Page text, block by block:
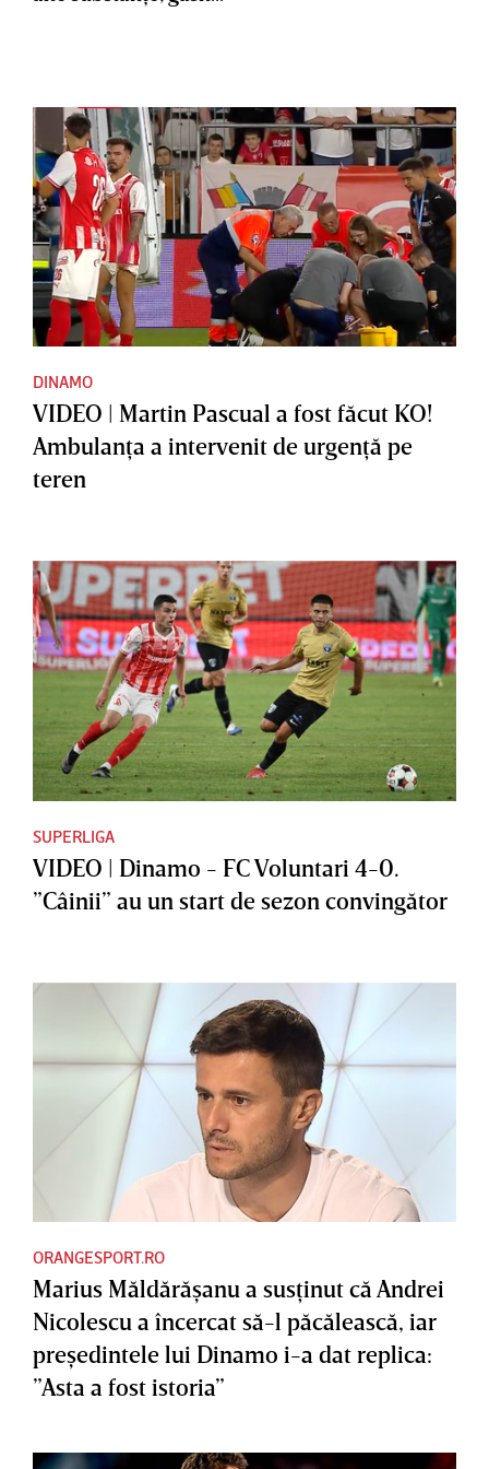
DINAMO
VIDEO | Martin Pascual a fost făcut KO!
Ambulanţa a intervenit de urgenţă pe
teren
SUPERLIGA
VIDEO | Dinamo - FC Voluntari 4-0.
”Câinii” au un start de sezon convingător
ORANGESPORT.RO
Marius Măldărăşanu a susţinut că Andrei
Nicolescu a încercat să-l păcălească, iar
preşedintele lui Dinamo i-a dat replica:
”Asta a fost istoria”